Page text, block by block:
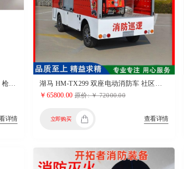
浙江沃拉 多功能压缩空气泡沫（水）枪（QLD6.0/13IIIPPM）
详情
湖马 HM-TX299 双座电动消防车 社区微型消防车 灭火车 微型消防站
￥65800.00 原价: ￥ 72000.00
立即购买 查看详情